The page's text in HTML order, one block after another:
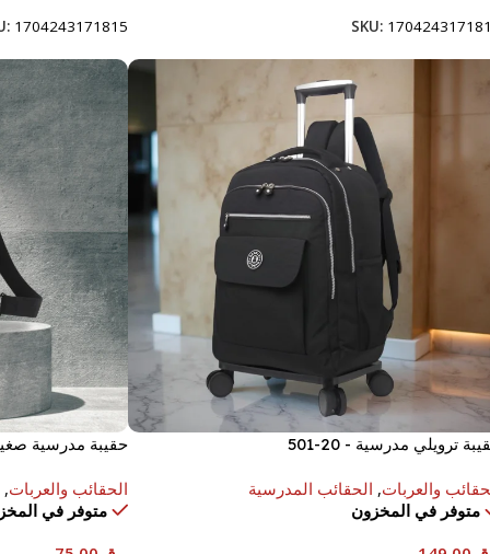
SKU:
1704243171815
ترويلي مدرسية - 20-501
والعربات, الحقائب المدرسية
متوفر في المخزون
حقيبة مدرسية صغيرة - 18 × 9
الحقائب والعربات,
متوفر في